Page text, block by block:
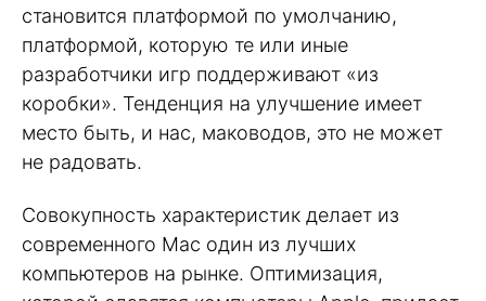
становится платформой по умолчанию,
платформой, которую те или иные
разработчики игр поддерживают «из
коробки». Тенденция на улучшение имеет
место быть, и нас, маководов, это не может
не радовать.
Совокупность характеристик делает из
современного Mac один из лучших
компьютеров на рынке. Оптимизация,